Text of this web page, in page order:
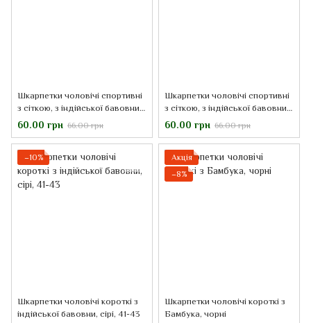
Шкарпетки чоловічі спортивні
з сіткою, з індійської бавовни,
білі
60.00 грн 66.00 грн
Шкарпетки чоловічі спортивні
з сіткою, з індійської бавовни,
чорні
60.00 грн 66.00 грн
−10%
Шкарпетки чоловічі короткі з
індійської бавовни, сірі, 41-43
Акція
−8%
Шкарпетки чоловічі короткі з
Бамбука, чорні